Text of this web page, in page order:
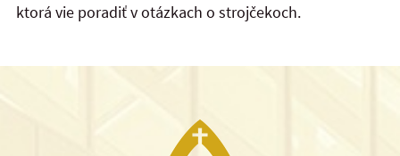
ktorá vie poradiť v otázkach o strojčekoch.